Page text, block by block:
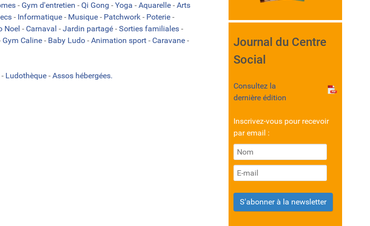
- Gym d'entretien - Qi Gong - Yoga - Aquarelle - Arts
- Informatique - Musique - Patchwork - Poterie -
Noel - Carnaval - Jardin partagé - Sorties familiales -
Gym Caline - Baby Ludo - Animation sport - Caravane -
- Ludothèque - Assos hébergées.
Journal du Centre
Social
Consultez la
dernière édition
Inscrivez-vous pour recevoir
par email :
S'abonner à la newsletter